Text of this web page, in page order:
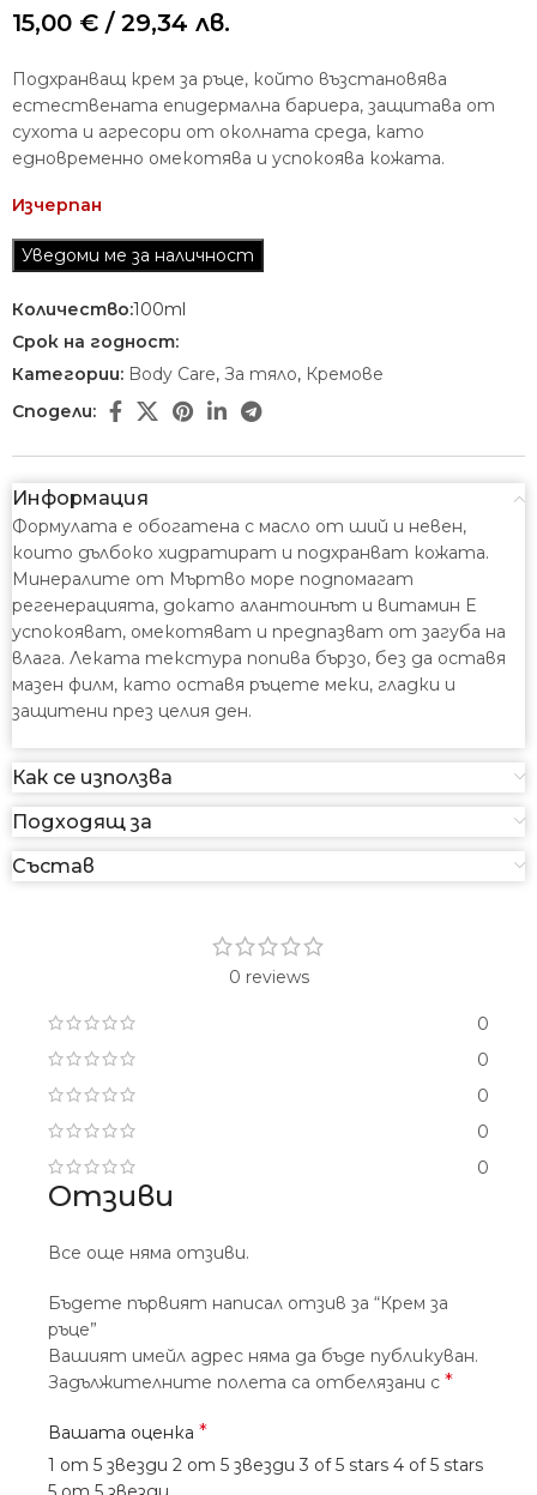
15,00 € / 29,34 лв.
Подхранващ крем за ръце, който възстановява
естествената епидермална бариера, защитава от
сухота и агресори от околната среда, като
едновременно омекотява и успокоява кожата.
Изчерпан
Количество:100ml
Срок на годност:
Категории: Body Care, За тяло, Кремове
Сподели:
Информация
Формулата е обогатена с масло от ший и невен,
които дълбоко хидратират и подхранват кожата.
Минералите от Мъртво море подпомагат
регенерацията, докато алантоинът и витамин Е
успокояват, омекотяват и предпазват от загуба на
влага. Леката текстура попива бързо, без да оставя
мазен филм, като оставя ръцете меки, гладки и
защитени през целия ден.
Как се използва
Подходящ за
Състав
0 reviews
0
0
0
0
0
Отзиви
Все още няма отзиви.
Бъдете първият написал отзив за “Крем за
ръце”
Вашият имейл адрес няма да бъде публикуван.
Задължителните полета са отбелязани с *
Вашата оценка *
1 от 5 звезди 2 от 5 звезди 3 of 5 stars 4 of 5 stars